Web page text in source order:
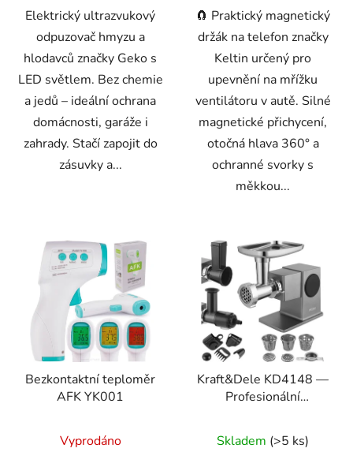
Elektrický ultrazvukový
odpuzovač hmyzu a
hlodavců značky Geko s
LED světlem. Bez chemie
a jedů – ideální ochrana
domácnosti, garáže i
zahrady. Stačí zapojit do
zásuvky a...
🧲 Praktický magnetický
držák na telefon značky
Keltin určený pro
upevnění na mřížku
ventilátoru v autě. Silné
magnetické přichycení,
otočná hlava 360° a
ochranné svorky s
měkkou...
Bezkontaktní teploměr
AFK YK001
Vyprodáno
Kraft&Dele KD4148 —
Profesionální
dotykovým panelem a
příslušenstvím
Skladem (>5 ks)